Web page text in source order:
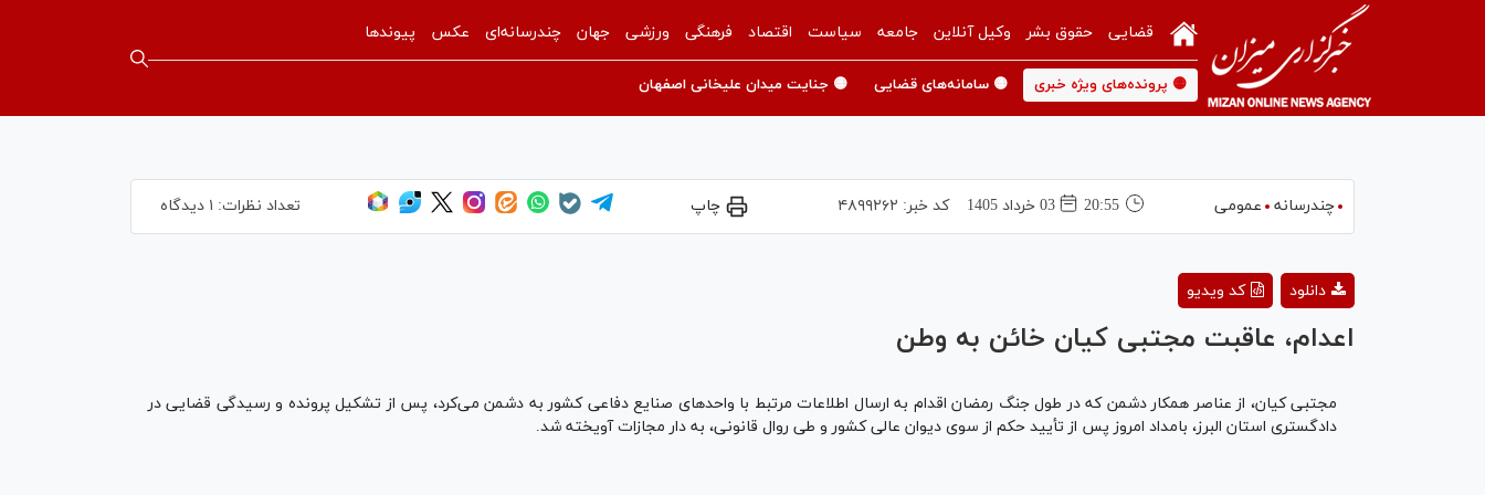
قضایی حقوق بشر وکیل آنلاین جامعه سیاست اقتصاد فرهنگی ورزشی جهان چندرسانه‌ای عکس پیوندها
🟡 پرونده‌های ویژه خبری 🟡 سامانه‌های قضایی 🟡 جنایت میدان علیخانی اصفهان
چندرسانه عمومی 20:55 03 خرداد 1405 کد خبر: ۴۸۹۹۲۶۲ چاپ تعداد نظرات: ۱ دیدگاه
کد ویدیو دانلود
اعدام، عاقبت مجتبی کیان خائن به وطن
مجتبی کیان، از عناصر همکار دشمن که در طول جنگ رمضان اقدام به ارسال اطلاعات مرتبط با واحد‌های صنایع دفاعی کشور به دشمن می‌کرد، پس از تشکیل پرونده و رسیدگی قضایی در
دادگستری استان البرز، بامداد امروز پس از تأیید حکم از سوی دیوان عالی کشور و طی روال قانونی، به دار مجازات آویخته شد.